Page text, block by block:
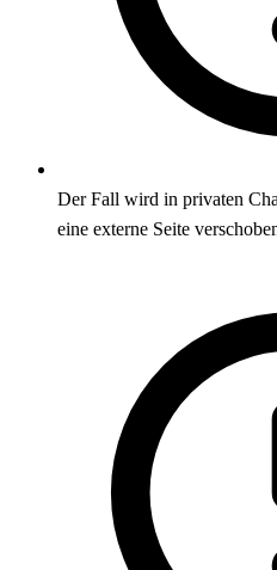
Der Fall wird in privaten
eine externe Seite